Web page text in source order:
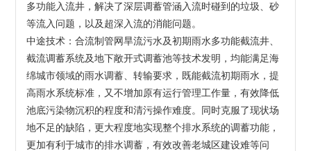
多功能入流井，解决了深层调蓄管涵入流时碰到的垃圾、砂
等流入问题，以及超深入流的消能问题。
中途技术：合流制管网旱流污水及初期雨水多功能截流井、
截流调蓄系统及地下敞开式调蓄池等技术发明，均能满足海
绵城市领域的雨水调蓄、转输要求，既能截流初期雨水，提
高雨水系统标准，又不增加原有运行管理工作量，有效降低
池底污染物沉积的程度和清污操作难度。同时克服了现状场
地不足的缺陷，更大程度地实现整个排水系统的调蓄功能，
更加有利于城市的排水调蓄，有效改善老城区建设难等问